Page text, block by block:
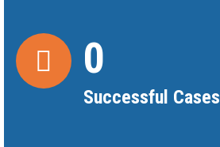
0
Successful Cases